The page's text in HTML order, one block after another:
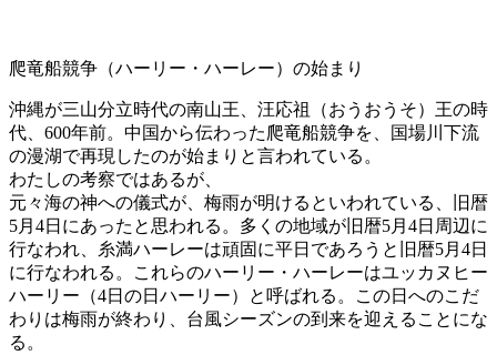
爬竜船競争（ハーリー・ハーレー）の始まり
沖縄が三山分立時代の南山王、汪応祖（おうおうそ）王の時
代、600年前。中国から伝わった爬竜船競争を、国場川下流
の漫湖で再現したのが始まりと言われている。
わたしの考察ではあるが、
元々海の神への儀式が、梅雨が明けるといわれている、旧暦
5月4日にあったと思われる。多くの地域が旧暦5月4日周辺に
行なわれ、糸満ハーレーは頑固に平日であろうと旧暦5月4日
に行なわれる。これらのハーリー・ハーレーはユッカヌヒー
ハーリー（4日の日ハーリー）と呼ばれる。この日へのこだ
わりは梅雨が終わり、台風シーズンの到来を迎えることにな
る。